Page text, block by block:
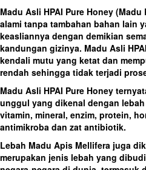
Madu Asli HPAI Pure Honey
alami tanpa tambahan bahan lain
keasliannya dengan demikian
kandungan gizinya. Madu Asli
kendali mutu yang ketat dan
rendah sehingga tidak terjadi
Madu Asli HPAI Pure Honey
unggul yang dikenal dengan
vitamin, mineral, enzim, protein,
antimikroba dan zat antibiotik.
Lebah Madu Apis Mellifera juga
merupakan jenis lebah yang